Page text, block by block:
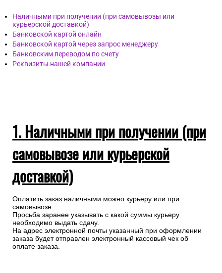
Наличными при получении (при самовывозы или
курьерской доставкой)
Банковской картой онлайн
Банковской картой через запрос менеджеру
Банковским переводом по счету
Реквизиты нашей компании
1. Наличными при получении (при
самовывозе или курьерской
доставкой)
Оплатить заказ наличными можно курьеру или при
самовывозе.
Просьба заранее указывать с какой суммы курьеру
необходимо выдать сдачу.
На адрес электронной почты указанный при оформлении
заказа будет отправлен электронный кассовый чек об
оплате заказа.